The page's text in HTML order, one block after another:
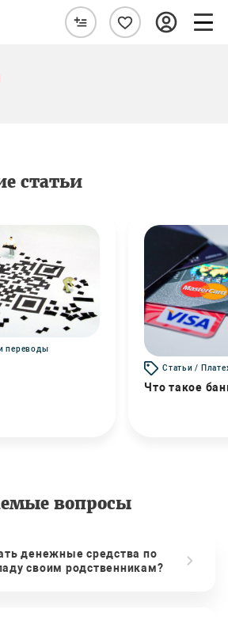
статьи
переводы
Статьи /
Что такое
вопросы
денежные средства по
своим родственникам?